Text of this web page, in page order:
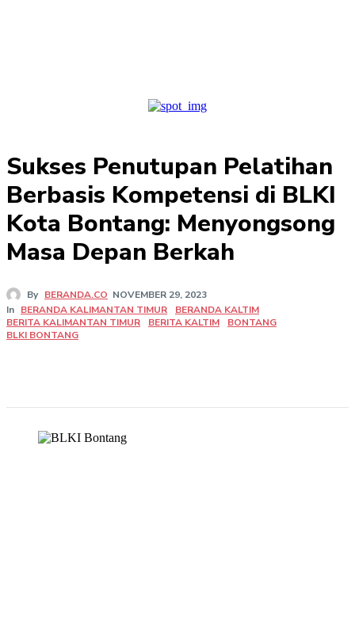
Sukses Penutupan Pelatihan
Berbasis Kompetensi di BLKI
Kota Bontang: Menyongsong
Masa Depan Berkah
By BERANDA.CO NOVEMBER 29, 2023
In BERANDA KALIMANTAN TIMUR
BERANDA KALTIM
BERITA KALIMANTAN TIMUR
BERITA KALTIM
BONTANG
BLKI BONTANG